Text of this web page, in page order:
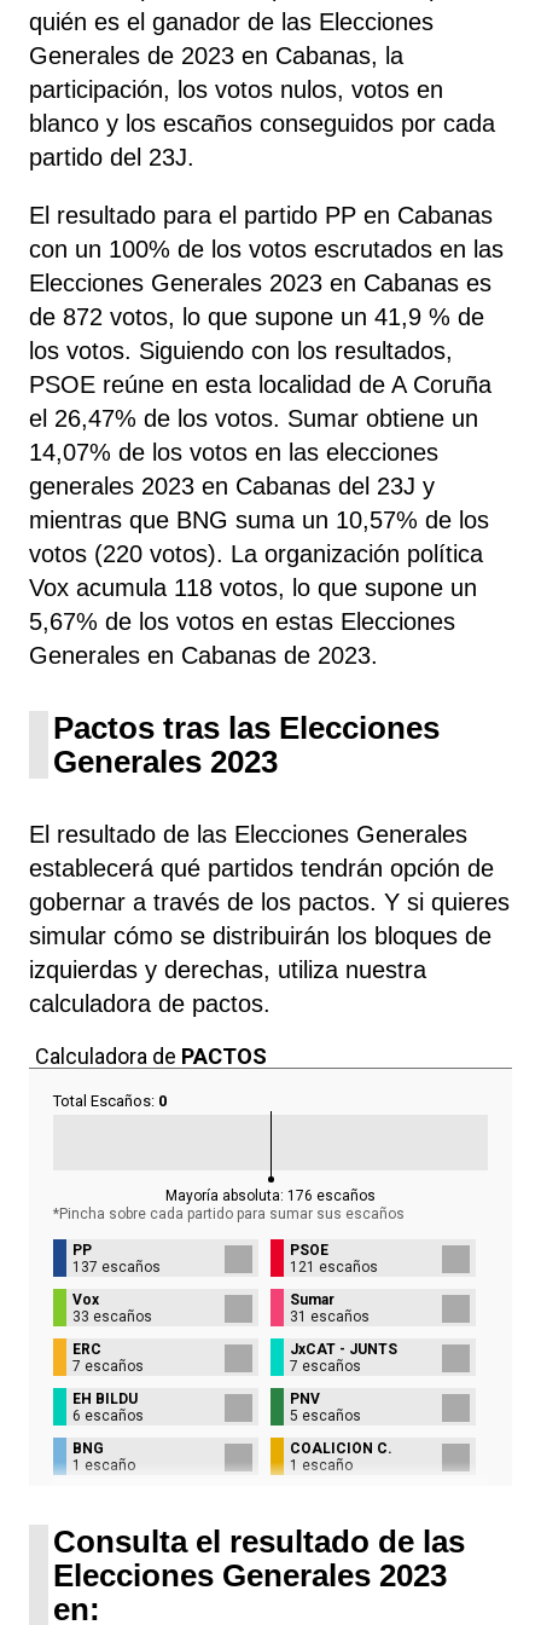
quién es el ganador de las Elecciones
Generales de 2023 en Cabanas, la
participación, los votos nulos, votos en
blanco y los escaños conseguidos por cada
partido del 23J.
El resultado para el partido PP en Cabanas
con un 100% de los votos escrutados en las
Elecciones Generales 2023 en Cabanas es
de 872 votos, lo que supone un 41,9 % de
los votos. Siguiendo con los resultados,
PSOE reúne en esta localidad de A Coruña
el 26,47% de los votos. Sumar obtiene un
14,07% de los votos en las elecciones
generales 2023 en Cabanas del 23J y
mientras que BNG suma un 10,57% de los
votos (220 votos). La organización política
Vox acumula 118 votos, lo que supone un
5,67% de los votos en estas Elecciones
Generales en Cabanas de 2023.
Pactos tras las Elecciones
Generales 2023
El resultado de las Elecciones Generales
establecerá qué partidos tendrán opción de
gobernar a través de los pactos. Y si quieres
simular cómo se distribuirán los bloques de
izquierdas y derechas, utiliza nuestra
calculadora de pactos.
Calculadora de PACTOS
Total Escaños: 0
Mayoría absoluta: 176 escaños
*Pincha sobre cada partido para sumar sus escaños
PP
137 escaños
PSOE
121 escaños
Vox
33 escaños
Sumar
31 escaños
ERC
7 escaños
JxCAT - JUNTS
7 escaños
EH BILDU
6 escaños
PNV
5 escaños
BNG
1 escaño
COALICIÓN C.
1 escaño
Consulta el resultado de las
Elecciones Generales 2023
en: